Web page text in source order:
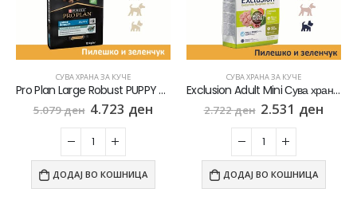
СУВА ХРАНА ЗА КУЧЕ
Pro Plan Large Robust PUPPY Сува храна за Кученца од Голем раст со Пилешко [Вреќа 12кг]
5.079ден 4.723 ден
ДОДАЈ ВО КОШНИЦА
СУВА ХРАНА ЗА КУЧЕ
Exclusion Adult Mini Сува храна за Возрасни кучиња од мал раст со Пилешко и зеленчук [Вреќа 7кг]
2.722ден 2.531 ден
ДОДАЈ ВО КОШНИЦА